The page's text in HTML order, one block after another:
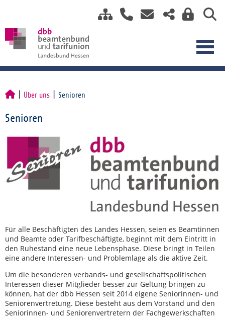
Über uns Senioren
Senioren
Für alle Beschäftigten des Landes Hessen, seien es Beamtinnen
und Beamte oder Tarifbeschäftigte, beginnt mit dem Eintritt in
den Ruhestand eine neue Lebensphase. Diese bringt in Teilen
eine andere Interessen- und Problemlage als die aktive Zeit.
Um die besonderen verbands- und gesellschaftspolitischen
Interessen dieser Mitglieder besser zur Geltung bringen zu
können, hat der dbb Hessen seit 2014 eigene Seniorinnen- und
Seniorenvertretung. Diese besteht aus dem Vorstand und den
Seniorinnen- und Seniorenvertretern der Fachgewerkschaften